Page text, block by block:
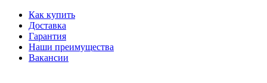
Как купить
Доставка
Гарантия
Наши преимущества
Вакансии